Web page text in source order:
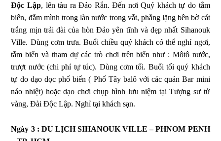
Độc Lập, lên tàu ra Đảo Rắn. Đến nơi Quý khách tự do tắm
biển, đắm mình trong làn nước trong vắt, phẳng lặng bên bờ cát
trắng mịn trải dài của hòn Đảo yên tĩnh và đẹp nhất Sihanouk
Ville. Dùng cơm trưa. Buổi chiều quý khách có thể nghỉ ngơi,
tắm biển và tham dự các trò chơi trên biển như : Môtô nước,
trượt nước (chi phí tự túc). Dùng cơm tối. Buổi tối quý khách
tự do dạo dọc phố biển ( Phố Tây balô với các quán Bar mini
náo nhiệt) hoặc dạo chơi chụp hình lưu niệm tại Tượng sư tử
vàng, Đài Độc Lập. Nghỉ tại khách sạn.
Ngày 3 : DU LỊCH SIHANOUK VILLE – PHNOM PENH